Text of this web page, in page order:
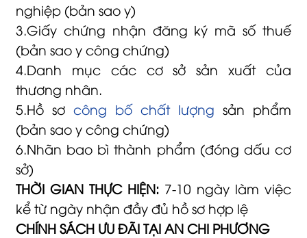
nghiệp (bản sao y)
3.Giấy chứng nhận đăng ký mã số thuế
(bản sao y công chứng)
4.Danh mục các cơ sở sản xuất của
thương nhân.
5.Hồ sơcông bố chất lượng sản phẩm
(bản sao y công chứng)
6.Nhãn bao bì thành phẩm (đóng dấu cơ
sở)
THỜI GIAN THỰC HIỆN: 7-10 ngày làm việc
kể từ ngày nhận đầy đủ hồ sơ hợp lệ
CHÍNH SÁCH ƯU ĐÃI TẠI AN CHI PHƯƠNG